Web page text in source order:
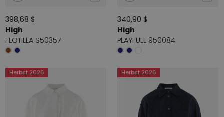
398,68 $
High
FLOTILLA S50357
340,90 $
High
PLAYFULL 950084
Herbst 2026 Herbst 2026